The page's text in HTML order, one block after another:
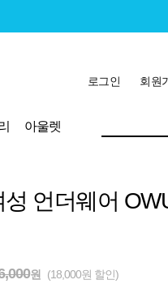
회원
로그인
아울렛
언더웨어
원 (18,000원 할인)